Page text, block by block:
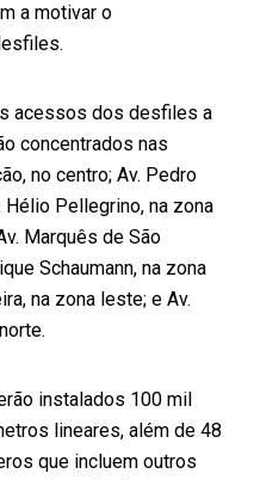
a motivar o
acessos dos desfiles a
concentrados nas
no centro; Av. Pedro
Hélio Pellegrino, na zona
Marquês de São
Schaumann, na zona
na zona leste; e Av.
instalados 100 mil
lineares, além de 48
que incluem outros